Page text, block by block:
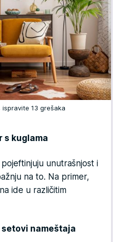
13 grešaka
s kuglama
unutrašnjost i
na to. Na primer,
ide u različitim
nameštaja